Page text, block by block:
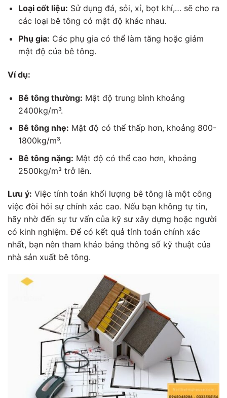
Loại cốt liệu: Sử dụng đá, sỏi, xỉ, bọt khí,… sẽ cho ra
các loại bê tông có mật độ khác nhau.
Phụ gia: Các phụ gia có thể làm tăng hoặc giảm
mật độ của bê tông.
Ví dụ:
Bê tông thường: Mật độ trung bình khoảng
2400kg/m³.
Bê tông nhẹ: Mật độ có thể thấp hơn, khoảng 800-
1800kg/m³.
Bê tông nặng: Mật độ có thể cao hơn, khoảng
2500kg/m³ trở lên.
Lưu ý: Việc tính toán khối lượng bê tông là một công
việc đòi hỏi sự chính xác cao. Nếu bạn không tự tin,
hãy nhờ đến sự tư vấn của kỹ sư xây dựng hoặc người
có kinh nghiệm. Để có kết quả tính toán chính xác
nhất, bạn nên tham khảo bảng thông số kỹ thuật của
nhà sản xuất bê tông.